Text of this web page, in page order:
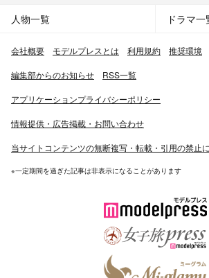
人物一覧 ドラマ一
会社概要 モデルプレスとは 利用規約 推奨環境
編集部からのお知らせ RSS一覧
アプリケーションプライバシーポリシー
情報提供・広告掲載・お問い合わせ
当サイトコンテンツの無断複写・転載・引用の禁止
※一定期間を過ぎた記事は非表示になることがあります